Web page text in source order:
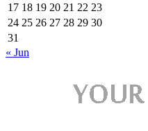
17 18 19 20 21 22 23
24 25 26 27 28 29 30
31
« Jun